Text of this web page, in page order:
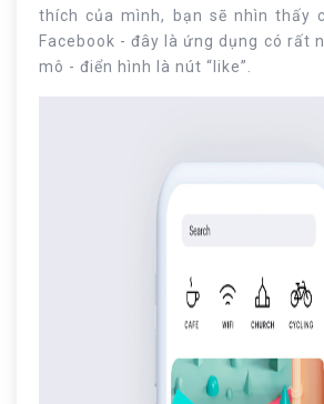
thích của mình, bạn sẽ nhìn thấy
Facebook - đây là ứng dụng có rất
mô - điển hình là nút “like”.